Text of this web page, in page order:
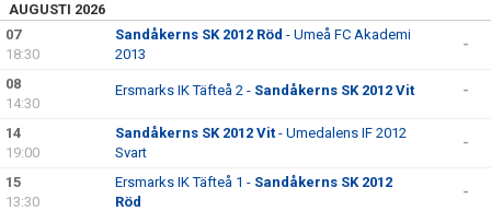
AUGUSTI 2026
07
18:30
Sandåkerns SK 2012 Röd - Umeå FC Akademi
2013
-
08
14:30
Ersmarks IK Täfteå 2 - Sandåkerns SK 2012 Vit -
14
19:00
Sandåkerns SK 2012 Vit - Umedalens IF 2012
Svart
-
15
13:30
Ersmarks IK Täfteå 1 - Sandåkerns SK 2012
Röd
-